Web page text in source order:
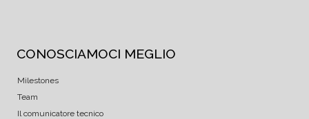
CONOSCIAMOCI MEGLIO
Milestones
Team
Il comunicatore tecnico